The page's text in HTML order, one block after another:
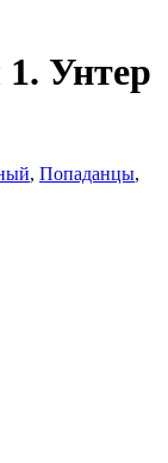
Унтер
, Попаданцы,